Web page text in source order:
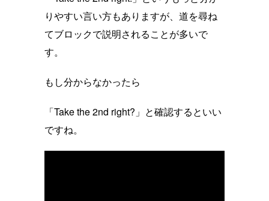
りやすい言い方もありますが、道を尋ね
てブロックで説明されることが多いで
す。
もし分からなかったら
「Take the 2nd right?」と確認するといい
ですね。